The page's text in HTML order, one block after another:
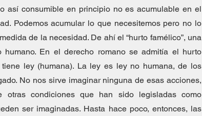
así consumible en principio no es acumulable en el
Podemos acumular lo que necesitemos pero no lo
de la necesidad. De ahí el “hurto famélico”, una
En el derecho romano se admitía el hurto
ley (humana). La ley es ley no humana, de los
No nos sirve imaginar ninguna de esas acciones,
otras condiciones que han sido legisladas como
ser imaginadas. Hasta hace poco, entonces, las